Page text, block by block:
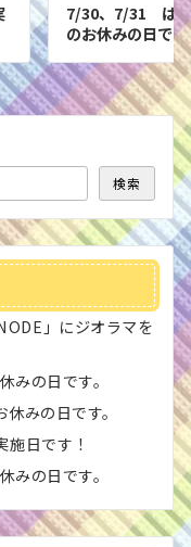
7/30、7/31 は年
のお休みの日で
検索
」にジオラマを
の日です。
みの日です。
日です！
の日です。